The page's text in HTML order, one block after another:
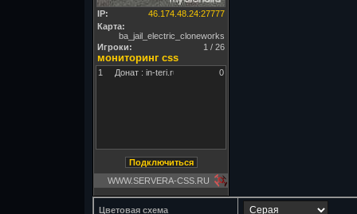
Цветовая схема